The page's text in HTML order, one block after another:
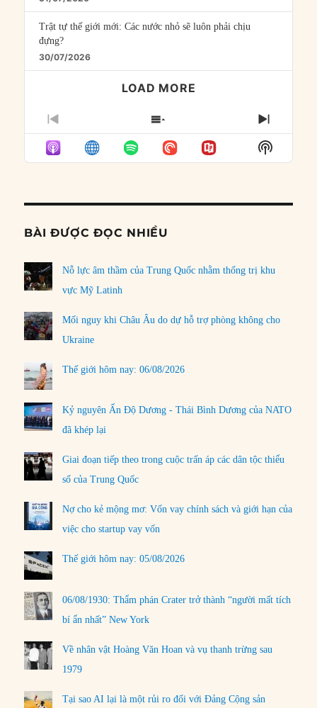
Trật tự thế giới mới: Các nước nhỏ sẽ luôn phải chịu
đựng?
30/07/2026
LOAD MORE
PREVIOUS
EPISODE
SHOW
EPISODES
LIST
NEXT
Show
Podcast
BÀI ĐƯỢC ĐỌC NHIỀU
Nỗ lực âm thầm của Trung Quốc nhằm thống trị khu
vực Mỹ Latinh
Mối nguy khi Châu Âu do dự hỗ trợ phòng không cho
Ukraine
Thế giới hôm nay: 06/08/2026
Kỷ nguyên Ấn Độ Dương - Thái Bình Dương của NATO
đã khép lại
Giai đoạn tiếp theo trong cuộc trấn áp các dân tộc thiểu
số của Trung Quốc
Nợ cho kẻ mộng mơ: Vốn vay chính sách và giới hạn của
việc cho startup vay vốn
Thế giới hôm nay: 05/08/2026
06/08/1930: Thẩm phán Crater trở thành “người mất tích
bí ẩn nhất” New York
Về nhân vật Hoàng Văn Hoan và vụ thanh trừng sau
1979
Tại sao AI lại là một rủi ro đối với Đảng Cộng sản